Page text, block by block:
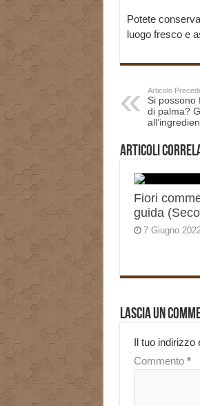
Potete
luogo fresco e
Articolo
Si possono
di palma?
Articoli
Fiori
guida
7 Giugno
Lascia un
Il tuo indirizzo
Commento *